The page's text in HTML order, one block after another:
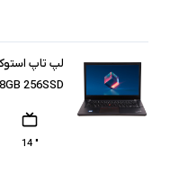
256SSD
" 14